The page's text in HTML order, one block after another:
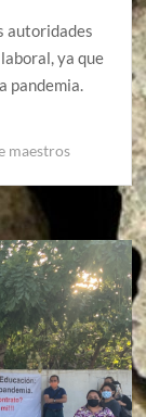
autoridades
ya que
pandemia.
maestros